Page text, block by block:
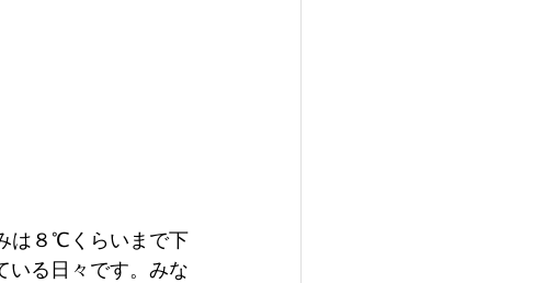
は８℃くらいまで下
いる日々です。みな